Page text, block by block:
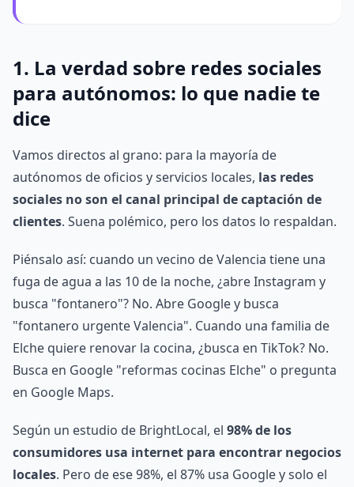
1. La verdad sobre redes sociales
para autónomos: lo que nadie te
dice
Vamos directos al grano: para la mayoría de
autónomos de oficios y servicios locales, las redes
sociales no son el canal principal de captación de
clientes. Suena polémico, pero los datos lo respaldan.
Piénsalo así: cuando un vecino de Valencia tiene una
fuga de agua a las 10 de la noche, ¿abre Instagram y
busca "fontanero"? No. Abre Google y busca
"fontanero urgente Valencia". Cuando una familia de
Elche quiere renovar la cocina, ¿busca en TikTok? No.
Busca en Google "reformas cocinas Elche" o pregunta
en Google Maps.
Según un estudio de BrightLocal, el 98% de los
consumidores usa internet para encontrar negocios
locales. Pero de ese 98%, el 87% usa Google y solo el